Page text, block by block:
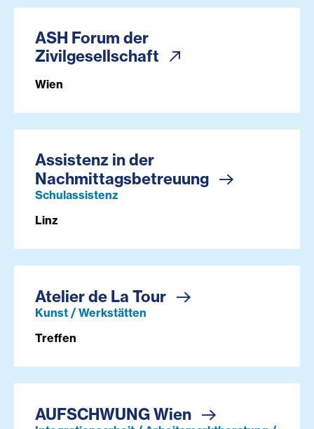
ASH Forum der
Zivilgesellschaft
Wien
Assistenz in der
Nachmittagsbetreuung
Schulassistenz
Linz
Atelier de La Tour
Kunst / Werkstätten
Treffen
AUFSCHWUNG Wien